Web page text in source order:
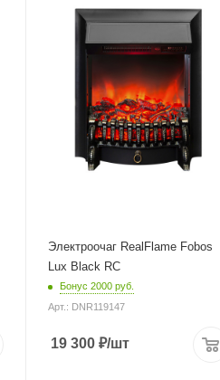
Электроочаг RealFlame Fobos
Lux Black RC
Бонус 2000 руб.
Арт.: DNR119147
19 300 ₽/шт